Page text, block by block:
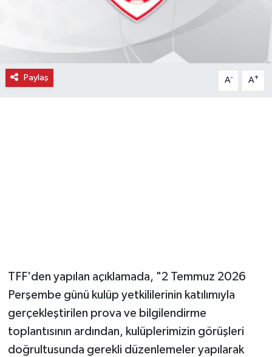
Paylaş A- A+
TFF'den yapılan açıklamada, "2 Temmuz 2026
Perşembe günü kulüp yetkililerinin katılımıyla
gerçekleştirilen prova ve bilgilendirme
toplantısının ardından, kulüplerimizin görüşleri
doğrultusunda gerekli düzenlemeler yapılarak
Magazin
Spor
Vasıta
Yaşam